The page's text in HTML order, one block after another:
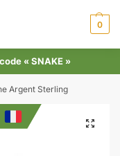
0
« SNAKE »
Argent Sterling